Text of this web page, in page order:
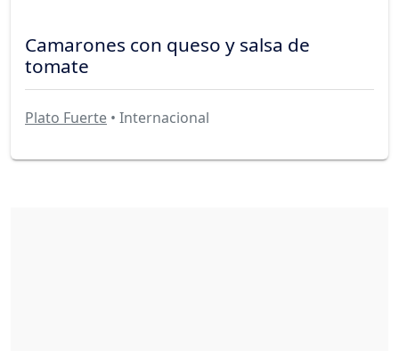
Camarones con queso y salsa de
tomate
Plato Fuerte • Internacional